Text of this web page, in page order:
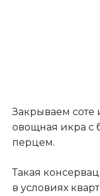
Закрываем соте
овощная икра с
перцем.
Такая
в условиях